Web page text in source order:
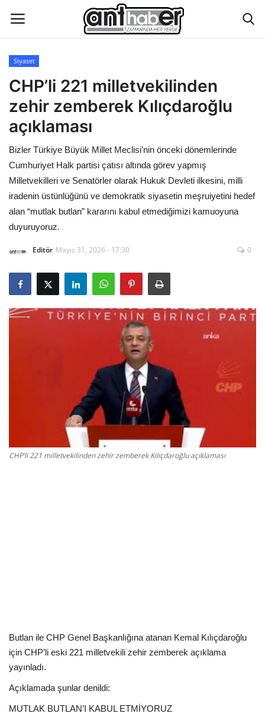
Künye
Eğitim
Hakkımızda
İletişim
Asayiş
Gizlilik Politikası
Reklam ve İşbirliği
Bodrum Trafik Yoğunluk Haritası
Bodrum Nöbetçi Eczaneler
Dünya
Siyaset
CHP’li 221 milletvekilinden
zehir zemberek Kılıçdaroğlu
açıklaması
Bizler Türkiye Büyük Millet Meclisi’nin önceki dönemlerinde
Cumhuriyet Halk partisi çatısı altında görev yapmış
Milletvekilleri ve Senatörler olarak Hukuk Devleti ilkesini, milli
iradenin üstünlüğünü ve demokratik siyasetin meşruiyetini hedef
alan “mutlak butlan” kararını kabul etmediğimizi kamuoyuna
duyuruyoruz.
Editör Mayıs 31, 2026 - 17:30 0
CHP’li 221 milletvekilinden zehir zemberek Kılıçdaroğlu açıklaması
Butlan ile CHP Genel Başkanlığına atanan Kemal Kılıçdaroğlu
için CHP’li eski 221 milletvekili zehir zemberek açıklama
yayınladı.
Açıklamada şunlar denildi:
MUTLAK BUTLAN’I KABUL ETMİYORUZ